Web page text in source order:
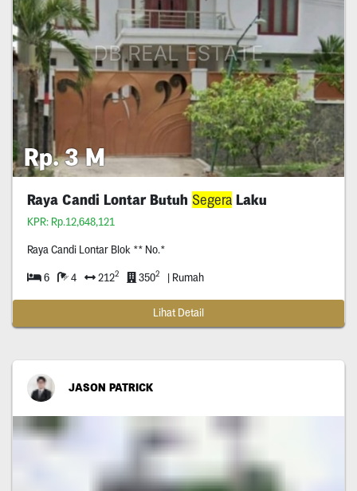
Rp. 3 M
Raya Candi Lontar Butuh SegeraLaku
KPR: Rp.12,648,121
Raya Candi Lontar Blok ** No.*
6 4 2122 3502 | Rumah
Lihat Detail
JASON PATRICK